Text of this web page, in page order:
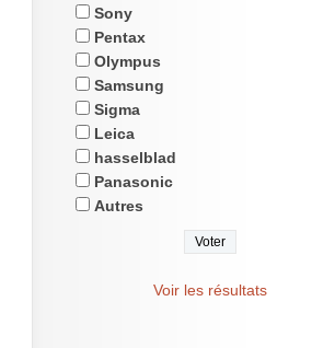
Sony
Pentax
Olympus
Samsung
Sigma
Leica
hasselblad
Panasonic
Autres
Voir les résultats